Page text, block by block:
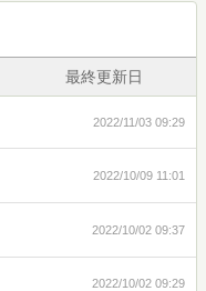
最終更新日
2022/11/03 09:29
2022/10/09 11:01
2022/10/02 09:37
2022/10/02 09:29